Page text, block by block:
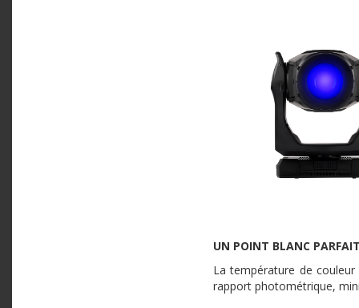
UN POINT BLANC
La température de
rapport photométrique,